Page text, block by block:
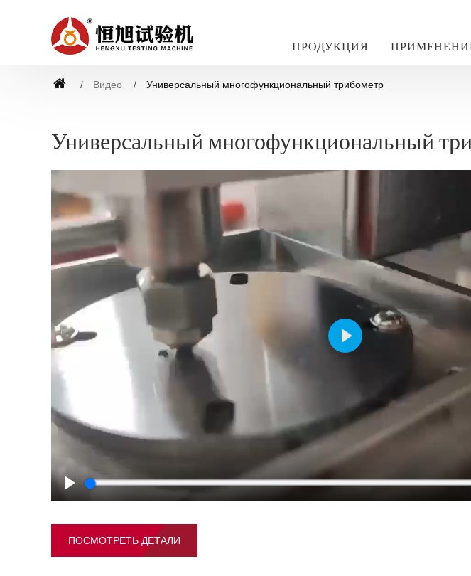
ПРОДУКЦИЯ
Видео Универсальный многофункциональный трибометр
Универсальный многофункциональный
Play
Play
ПОСМОТРЕТЬ ДЕТАЛИ